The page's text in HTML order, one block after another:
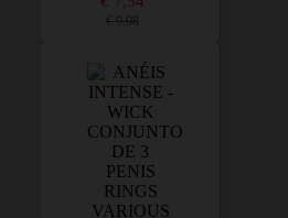
€ 9,08